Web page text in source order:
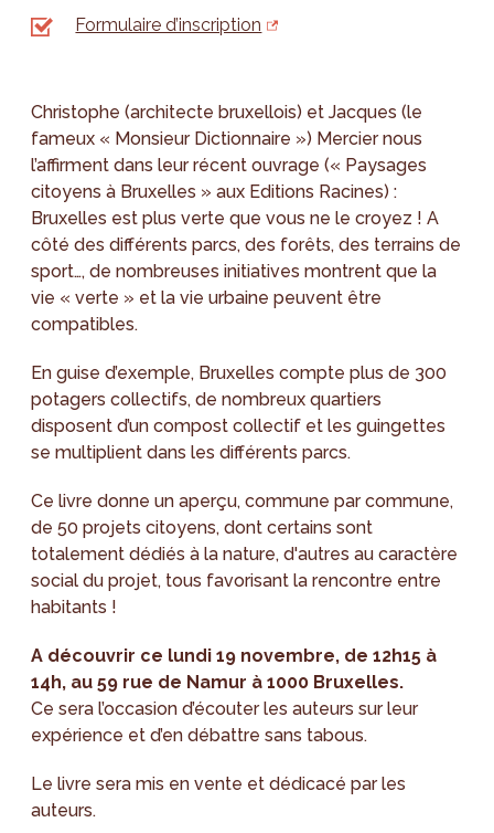
Formulaire d’inscription
Christophe (architecte bruxellois) et Jacques (le
fameux « Monsieur Dictionnaire ») Mercier nous
l’affirment dans leur récent ouvrage (« Paysages
citoyens à Bruxelles » aux Editions Racines) :
Bruxelles est plus verte que vous ne le croyez ! A
côté des différents parcs, des forêts, des terrains de
sport…, de nombreuses initiatives montrent que la
vie « verte » et la vie urbaine peuvent être
compatibles.
En guise d’exemple, Bruxelles compte plus de 300
potagers collectifs, de nombreux quartiers
disposent d’un compost collectif et les guingettes
se multiplient dans les différents parcs.
Ce livre donne un aperçu, commune par commune,
de 50 projets citoyens, dont certains sont
totalement dédiés à la nature, d'autres au caractère
social du projet, tous favorisant la rencontre entre
habitants !
A découvrir ce lundi 19 novembre, de 12h15 à
14h, au 59 rue de Namur à 1000 Bruxelles.
Ce sera l’occasion d’écouter les auteurs sur leur
expérience et d’en débattre sans tabous.
Le livre sera mis en vente et dédicacé par les
auteurs.